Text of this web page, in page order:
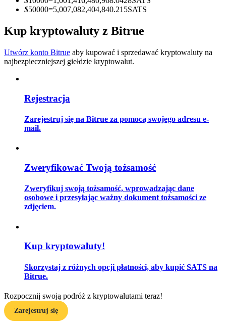
Informacja
Analiza Big Data, w tym informacje handlowe itp.
Przewodnik dla początkujących dotyczący kontraktów futures
Strategie handlowe
Dowiedz się, jak zachować rentowność
$50000=5,007,082,404,840.215SATS
Kup kryptowaluty z Bitrue
Utwórz konto Bitrue aby kupować i sprzedawać kryptowaluty na
najbezpieczniejszej giełdzie kryptowalut.
Rejestracja
Zarejestruj się na Bitrue za pomocą swojego adresu e-
mail.
Zweryfikować Twoją tożsamość
Zweryfikuj swoją tożsamość, wprowadzając dane
osobowe i przesyłając ważny dokument tożsamości ze
zdjęciem.
Kup kryptowaluty!
Skorzystaj z różnych opcji płatności, aby kupić SATS na
Bitrue.
Rozpocznij swoją podróż z kryptowalutami teraz!
Zarejestruj się